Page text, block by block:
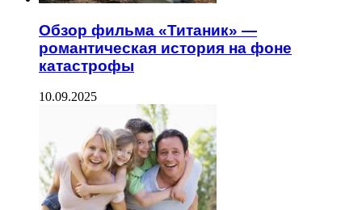
Обзор фильма «Титаник» —
романтическая история на фоне
катастрофы
10.09.2025